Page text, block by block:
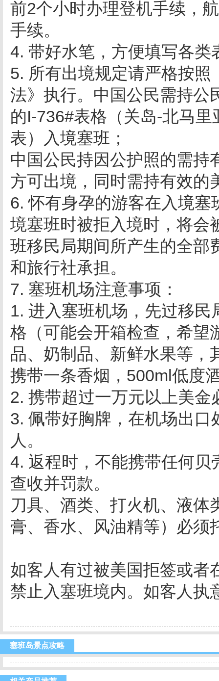
前2个小时办理登机手续，
手续。
4. 带好水笔，方便填写各类
5. 所有出境规定请严格按
法》执行。中国公民需持公
的I-736#表格（关岛-北马
表）入境塞班；
中国公民持因公护照的需持
方可出境，同时需持有效的
6. 怀有身孕的游客在入境
境塞班时被拒入境时，将会
班移民局期间所产生的全部
和旅行社承担。
7. 塞班机场注意事项：
1. 进入塞班机场，先过移
格（可能会开箱检查，希望
品、奶制品、新鲜水果等，
携带一条香烟，500ml低度
2. 携带超过一万元以上美金
3. 佩带好胸牌，在机场出
人。
4. 返程时，不能携带任何
查收并罚款。
刀具、酒类、打火机、液体
膏、香水、风油精等）必须
如客人有过被美国拒签或者
禁止入塞班境内。如客人执
塞班岛景点攻略